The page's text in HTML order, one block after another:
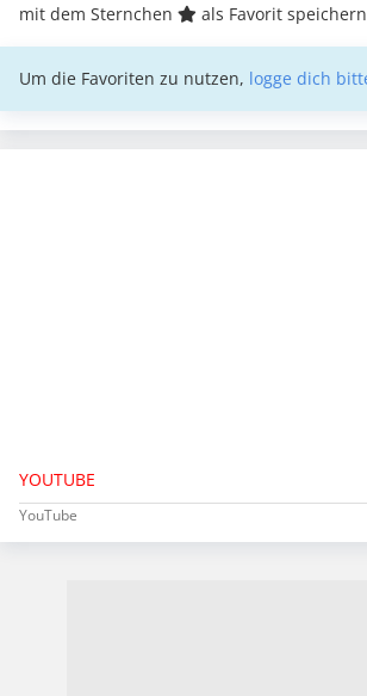
mit dem Sternchen
als Favorit
Um die Favoriten zu nutzen, logge dich
YOUTUBE
YouTube